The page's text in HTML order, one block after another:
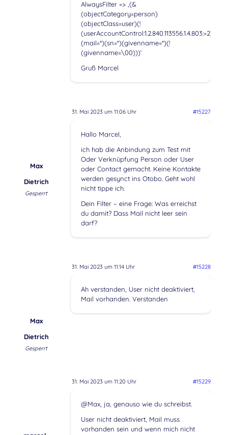
AlwaysFilter => ‚(&
(objectCategory=person)
(objectClass=user)(!
(userAccountControl:1.2.840.113556.1.4.803:=2))
(mail=*)(sn=*)(givenname=*)(!
(givenname=\00)))‘
Gruß Marcel
31. Mai 2023 um 11:06 Uhr #15227
Max
Dietrich
Gesperrt
Hallo Marcel,
ich hab die Anbindung zum Test mit
Oder Verknüpfung Person oder User
oder Contact gemacht. Keine Kontakte
werden gesynct ins Otobo. Geht wohl
nicht tippe ich.
Dein Filter – eine Frage: Was erreichst
du damit? Dass Mail nicht leer sein
darf?
31. Mai 2023 um 11:14 Uhr #15228
Max
Dietrich
Gesperrt
Ah verstanden, User nicht deaktiviert,
Mail vorhanden. Verstanden
31. Mai 2023 um 11:20 Uhr #15229
@Max, ja, genauso wie du schreibst.
User nicht deaktiviert, Mail muss
vorhanden sein und wenn mich nicht